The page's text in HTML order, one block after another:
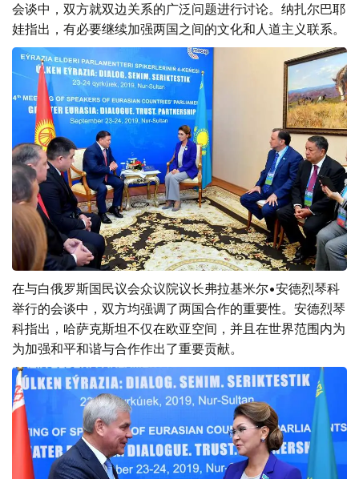
会谈中，双方就双边关系的广泛问题进行讨论。纳扎尔巴耶
娃指出，有必要继续加强两国之间的文化和人道主义联系。
在与白俄罗斯国民议会众议院议长弗拉基米尔•安德烈琴科
举行的会谈中，双方均强调了两国合作的重要性。安德烈琴
科指出，哈萨克斯坦不仅在欧亚空间，并且在世界范围内为
为加强和平和谐与合作作出了重要贡献。